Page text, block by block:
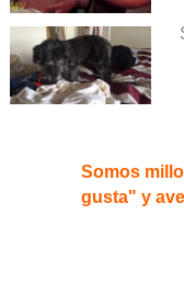
Somos
gusta" y